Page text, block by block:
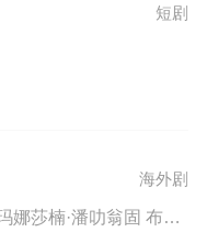
短剧
海外剧
斯拉潘·瓦塔纳金达 玛娜莎楠·潘叻翁固 布莎甘·丹迪帕纳 拼塔安·阿孔萨妮 凯塞利亚·麦克托什 Sujira·Arunpipat